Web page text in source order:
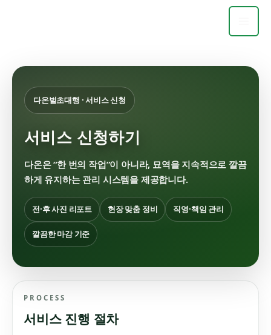
다온벌초대행 · 서비스 신청
서비스 신청하기
다온은 “한 번의 작업”이 아니라, 묘역을 지속적으로 깔끔
하게 유지하는 관리 시스템을 제공합니다.
전·후 사진 리포트 현장 맞춤 정비 직영·책임 관리
깔끔한 마감 기준
PROCESS
서비스 진행 절차